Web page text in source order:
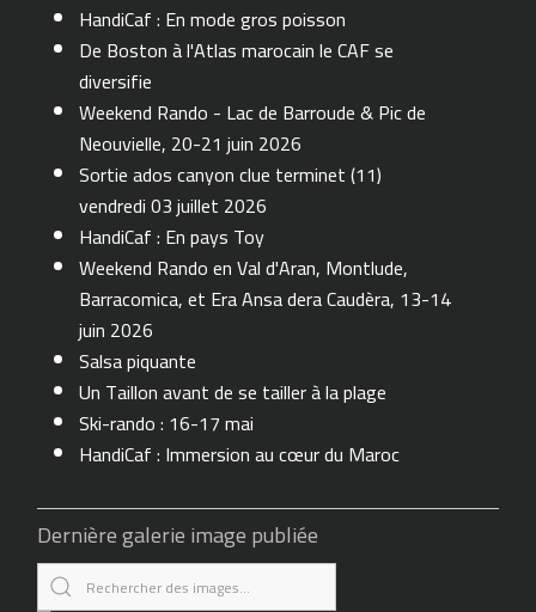
HandiCaf : En mode gros poisson
De Boston à l'Atlas marocain le CAF se
diversifie
Weekend Rando - Lac de Barroude & Pic de
Neouvielle, 20-21 juin 2026
Sortie ados canyon clue terminet (11)
vendredi 03 juillet 2026
HandiCaf : En pays Toy
Weekend Rando en Val d'Aran, Montlude,
Barracomica, et Era Ansa dera Caudèra, 13-14
juin 2026
Salsa piquante
Un Taillon avant de se tailler à la plage
Ski-rando : 16-17 mai
HandiCaf : Immersion au cœur du Maroc
Dernière galerie image publiée